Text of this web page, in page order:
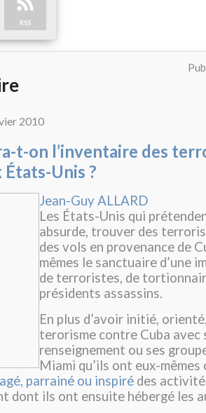
RSS
2010
t-on l’inventaire des
Unis ?
Jean-Guy ALLARD
Les États-Unis qui
absurde, trouver des
des vols en provenance de
mêmes le sanctuaire d’une
de terroristes, de
présidents assassins.
En plus d’avoir initié,
terorisme contre Cuba avec
renseignement ou ses
Miami qu’ils ont eux-
parrainé ou inspiré des
dont ils ont ensuite hébergé les